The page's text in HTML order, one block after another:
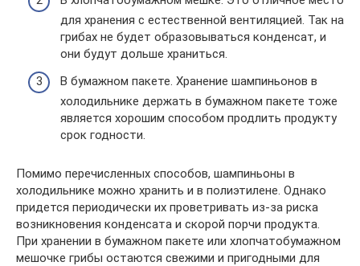
для хранения с естественной вентиляцией. Так на
грибах не будет образовываться конденсат, и
они будут дольше храниться.
В бумажном пакете. Хранение шампиньонов в
холодильнике держать в бумажном пакете тоже
является хорошим способом продлить продукту
срок годности.
Помимо перечисленных способов, шампиньоны в
холодильнике можно хранить и в полиэтилене. Однако
придется периодически их проветривать из-за риска
возникновения конденсата и скорой порчи продукта.
При хранении в бумажном пакете или хлопчатобумажном
мешочке грибы остаются свежими и пригодными для